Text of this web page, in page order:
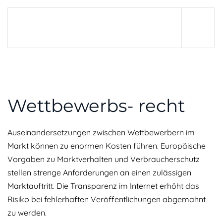
Wettbewerbs- recht
Auseinandersetzungen zwischen Wettbewerbern im
Markt können zu enormen Kosten führen. Europäische
Vorgaben zu Marktverhalten und Verbraucherschutz
stellen strenge Anforderungen an einen zulässigen
Marktauftritt. Die Transparenz im Internet erhöht das
Risiko bei fehlerhaften Veröffentlichungen abgemahnt
zu werden.